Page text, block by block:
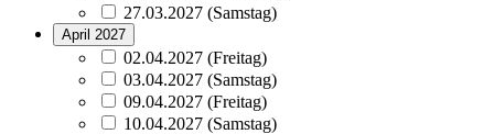
27.03.2027 (Samstag)
April 2027
02.04.2027 (Freitag)
03.04.2027 (Samstag)
09.04.2027 (Freitag)
10.04.2027 (Samstag)